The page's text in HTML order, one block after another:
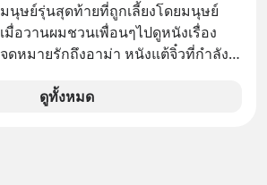
มนุษย์รุ่นสุดท้ายที่ถูกเลี้ยงโดยมนุษย์
เมื่อวานผมชวนเพื่อนๆไปดูหนังเรื่อง
จดหมายรักถึงอาม่า หนังแต้จิ๋วที่กำลัง
ป๊าผมเห็นโปสเตอร์หนังเรื่องนี้หลาย
ดูทั้งหมด